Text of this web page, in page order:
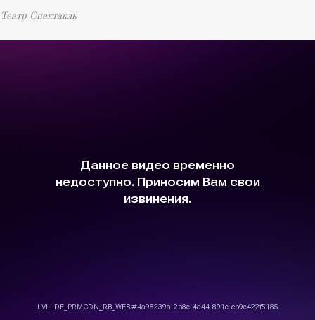
Театр Спектакль